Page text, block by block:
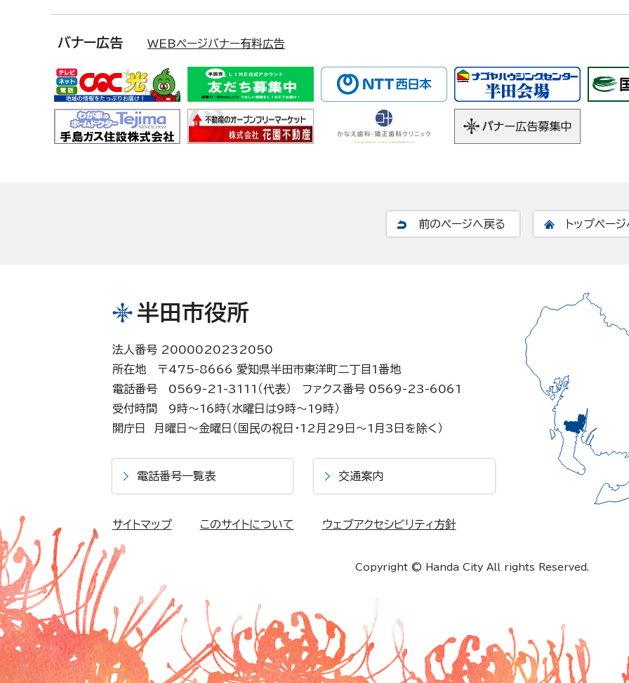
バナー広告 WEBページバナー有料広告
前のページへ戻る トップペー
半田市役所
法人番号 2000020232050
所在地 〒475-8666 愛知県半田市東洋町二丁目1番地
電話番号 0569-21-3111（代表） ファクス番号 0569-23-6061
受付時間 9時～16時（水曜日は9時～19時）
開庁日 月曜日～金曜日（国民の祝日・12月29日～1月3日を除く）
電話番号一覧表 交通案内
サイトマップ このサイトについて ウェブアクセシビリティ方針
Copyright © Handa City All rights Reserved.